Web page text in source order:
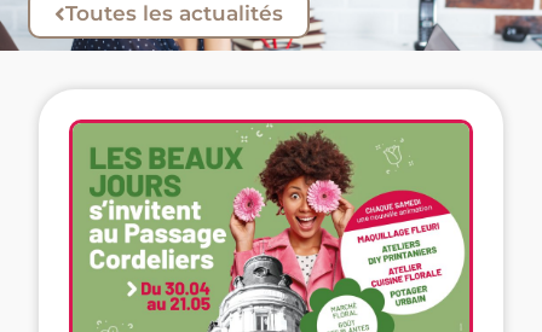
Toutes les actualités